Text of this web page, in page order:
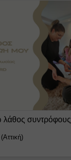
λάθος συντρόφους